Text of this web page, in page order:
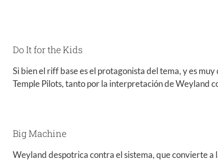
Do It for the Kids
Si bien el riff base es el protagonista del tema, y es
Temple Pilots, tanto por la interpretación de Weyland
Big Machine
Weyland despotrica contra el sistema, que convierte a